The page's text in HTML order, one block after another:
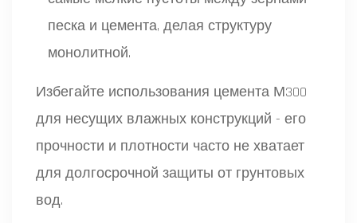
песка и цемента, делая структуру
монолитной.
Избегайте использования цемента М300
для несущих влажных конструкций - его
прочности и плотности часто не хватает
для долгосрочной защиты от грунтовых
вод.